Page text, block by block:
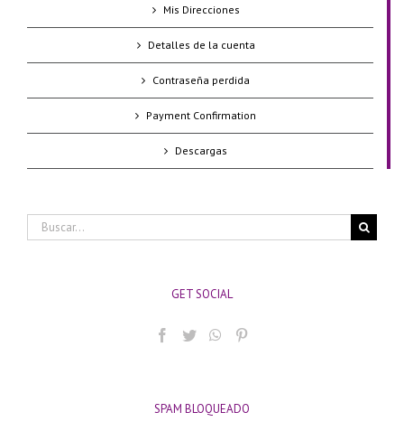
Mis Direcciones
Detalles de la cuenta
Contraseña perdida
Payment Confirmation
Descargas
Buscar:
GET SOCIAL
SPAM BLOQUEADO